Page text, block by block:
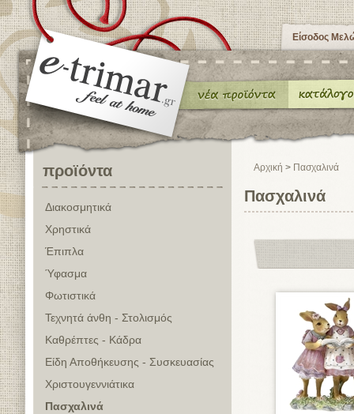
Είσοδος
προϊόντα
Διακοσμητικά
Χρηστικά
Έπιπλα
Ύφασμα
Φωτιστικά
Τεχνητά άνθη - Στολισμός
Καθρέπτες - Κάδρα
Είδη Αποθήκευσης - Συσκευασίας
Χριστουγεννιάτικα
Πασχαλινά
Αρχική > Πασχαλινά
Πασχαλινά